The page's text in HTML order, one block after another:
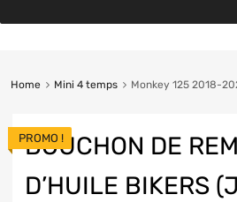
Home Mini 4 temps Monkey 125 2018-
BOUCHON DE
D’HUILE BIKERS
PROMO !